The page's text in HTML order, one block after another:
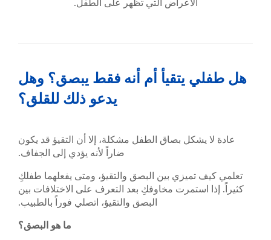
هل طفلي يتقيأ أم أنه فقط يبصق؟ وهل
يدعو ذلك للقلق؟
عادة لا يشكل بصاق الطفل مشكلة، إلا أن التقيؤ قد يكون
ضاراً لأنه يؤدي إلى الجفاف.
تعلمي كيف تميزي بين البصق والتقيؤ، ومتى يفعلهما طفلكِ
كثيراً. إذا استمرت مخاوفكِ بعد التعرف على الاختلافات بين
البصق والتقيؤ، اتصلي فوراً بالطبيب.
ما هو البصق؟